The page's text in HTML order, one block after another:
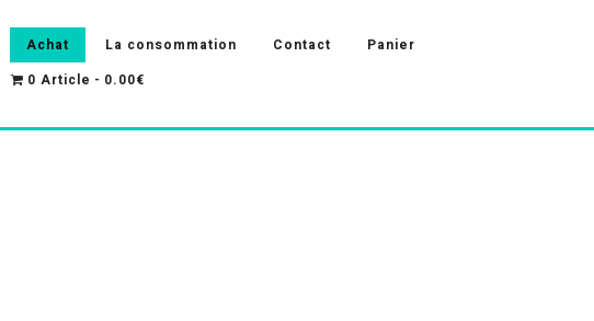
Achat La consommation Contact
Panier
0 Article 0.00€